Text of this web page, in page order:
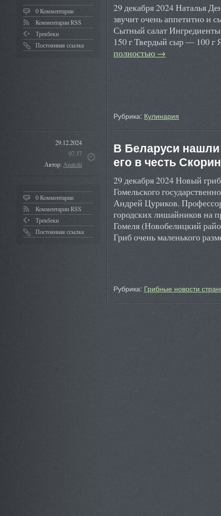
0 Комментарии
Комментарии RSS
Трекбеки
Постоянная ссылка
29 декабря 2024 Наталья
звучит очень аппетитно и
Сытный салат
150 г Твердый сыр — 100
полностью →
Рубрика: Кулинария
29.12.2024
07:37
Автор:Anatolii
0 Комментарии
Комментарии RSS
Трекбеки
Постоянная ссылка
В Беларуси
его в честь
29 декабря 2024 Новый
Гомельского
Андрей Цуриков.
городских лишайников на
Гомеля (Новобелицкий
Гриб очень маленького
Рубрика: Грибные новости